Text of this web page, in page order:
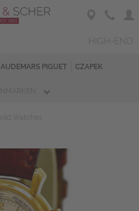
AUDEMARS PIGUET CZAPEK